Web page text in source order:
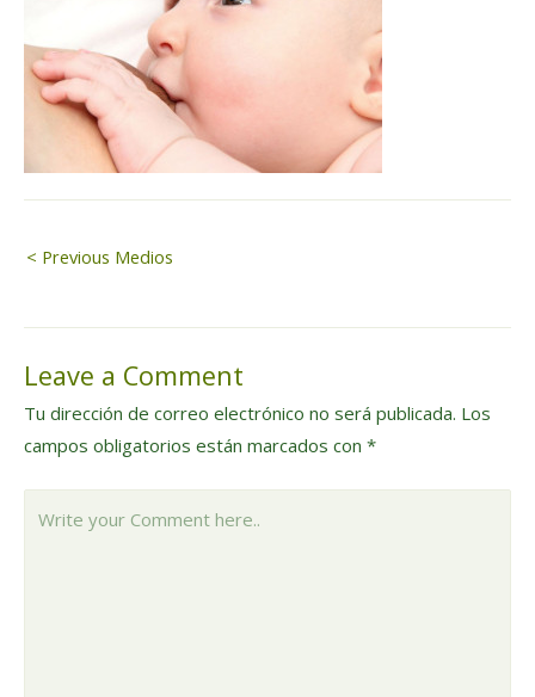
Navegación
de
entradas
< Previous Medios
Leave a Comment
Tu dirección de correo electrónico no será publicada. Los
campos obligatorios están marcados con *